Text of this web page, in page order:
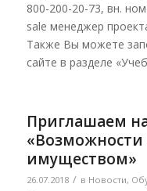
800-200-20-73, вн.
sale менеджер
Также Вы можете
сайте в разделе
Приглашаем
имуществом»
26.07.2018 / в Новости,